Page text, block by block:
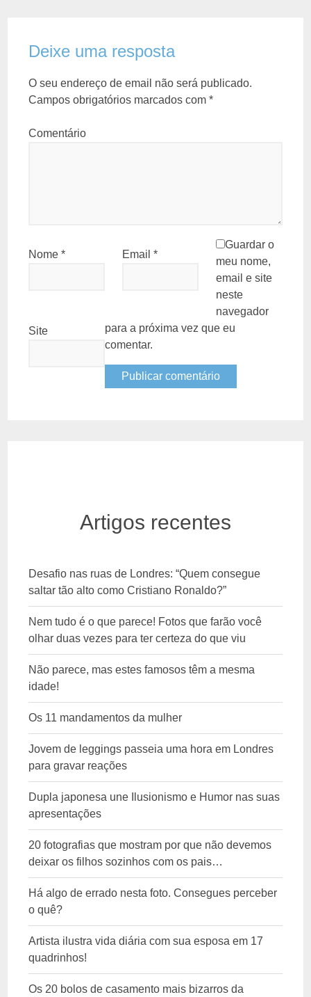
Deixe uma resposta
O seu endereço de email não será publicado.
Campos obrigatórios marcados com*
Comentário
Nome* Email *
Site
Guardar o
meu nome,
email e site
neste
navegador
para a próxima vez que eu
comentar.
Artigos recentes
Desafio nas ruas de Londres: “Quem consegue
saltar tão alto como Cristiano Ronaldo?”
Nem tudo é o que parece! Fotos que farão você
olhar duas vezes para ter certeza do que viu
Não parece, mas estes famosos têm a mesma
idade!
Os 11 mandamentos da mulher
Jovem de leggings passeia uma hora em Londres
para gravar reações
Dupla japonesa une Ilusionismo e Humor nas suas
apresentações
20 fotografias que mostram por que não devemos
deixar os filhos sozinhos com os pais…
Há algo de errado nesta foto. Consegues perceber
o quê?
Artista ilustra vida diária com sua esposa em 17
quadrinhos!
Os 20 bolos de casamento mais bizarros da